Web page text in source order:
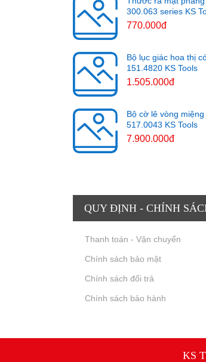
300.063 series KS
770.000đ
Bộ lục giác hoa thị
151.4820 KS Tools
1.505.000đ
Bộ cờ lê vòng
517.0043 KS Tools
7.900.000đ
QUY ĐỊNH - CHÍNH
Thanh toán - Vận chuyển
Chính sách bảo mật
Chính sách đổi trả
Chính sách bảo hành
KS